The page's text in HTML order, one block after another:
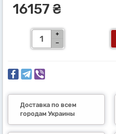
16157 ₴
Доставка по всем
городам Украины